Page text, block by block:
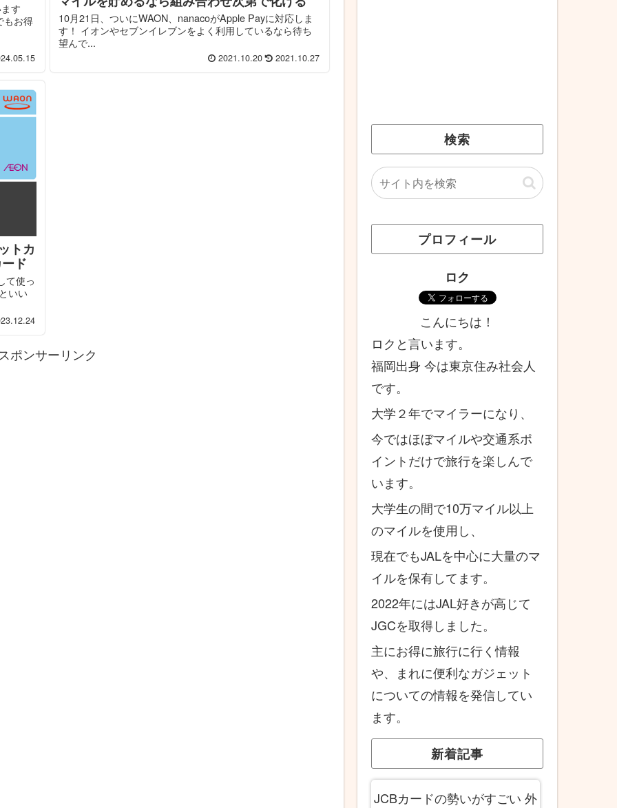
す
もお得
10月21日、ついにWAON、nanacoがApple Payに対応しま
す！ イオンやセブンイレブンをよく利用しているなら待ち
望んで...
2021.10.20 2021.10.27
トカ
ド
て使っ
いい
ポンサーリンク
検索
プロフィール
ロク
こんにちは！
ロクと言います。
福岡出身 今は東京住み社会人
です。
大学２年でマイラーになり、
今ではほぼマイルや交通系ポ
イントだけで旅行を楽しんで
います。
大学生の間で10万マイル以上
のマイルを使用し、
現在でもJALを中心に大量のマ
イルを保有してます。
2022年にはJAL好きが高じて
JGCを取得しました。
主にお得に旅行に行く情報
や、まれに便利なガジェット
についての情報を発信してい
ます。
新着記事
JCBカードの勢いがすごい 外